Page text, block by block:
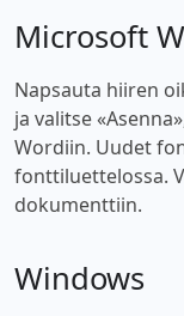
Microsoft
Napsauta hiiren
ja valitse
Wordiin. Uudet
fonttiluettelossa.
dokumenttiin.
Windows